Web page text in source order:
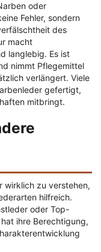
oder
Fehler, sondern
des
macht
langlebig. Es ist
nimmt Pflegemittel
verlängert. Viele
gefertigt,
mitbringt.
wirklich zu verstehen,
hilfreich.
oder Top-
ihre Berechtigung,